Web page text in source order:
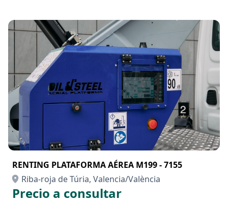
RENTING PLATAFORMA AÉREA M199 - 7155
Riba-roja de Túria, Valencia/València
Precio a consultar